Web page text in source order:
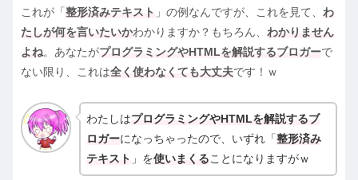
これが「 整形済みテキスト 」の例なんですが、これを見て、 わ
たしが何を言いたいかわかりますか？もちろん、 わかりません
よね。あなたがプログラミングやHTMLを解説するブロガーで
ない限り、これは全く使わなくても大丈夫です！ｗ
わたしはプログラミングやHTMLを解説するブ
ロガーになっちゃったので、いずれ「整形済み
テキスト 」を使いまくることになりますがｗ